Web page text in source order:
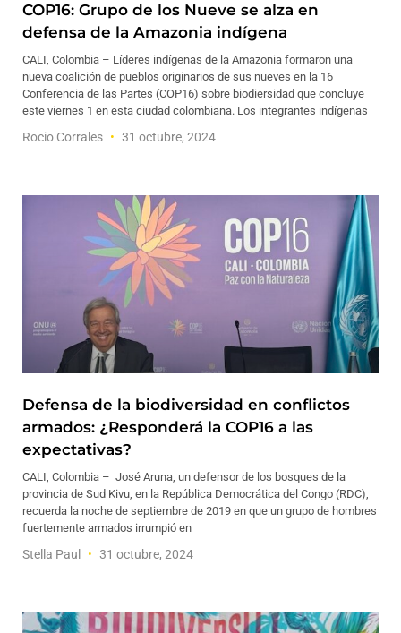
COP16: Grupo de los Nueve se alza en
defensa de la Amazonia indígena
CALI, Colombia – Líderes indígenas de la Amazonia formaron una
nueva coalición de pueblos originarios de sus nueves en la 16
Conferencia de las Partes (COP16) sobre biodiersidad que concluye
este viernes 1 en esta ciudad colombiana. Los integrantes indígenas
Rocio Corrales 31 octubre, 2024
Defensa de la biodiversidad en conflictos
armados: ¿Responderá la COP16 a las
expectativas?
CALI, Colombia – José Aruna, un defensor de los bosques de la
provincia de Sud Kivu, en la República Democrática del Congo (RDC),
recuerda la noche de septiembre de 2019 en que un grupo de hombres
fuertemente armados irrumpió en
Stella Paul 31 octubre, 2024